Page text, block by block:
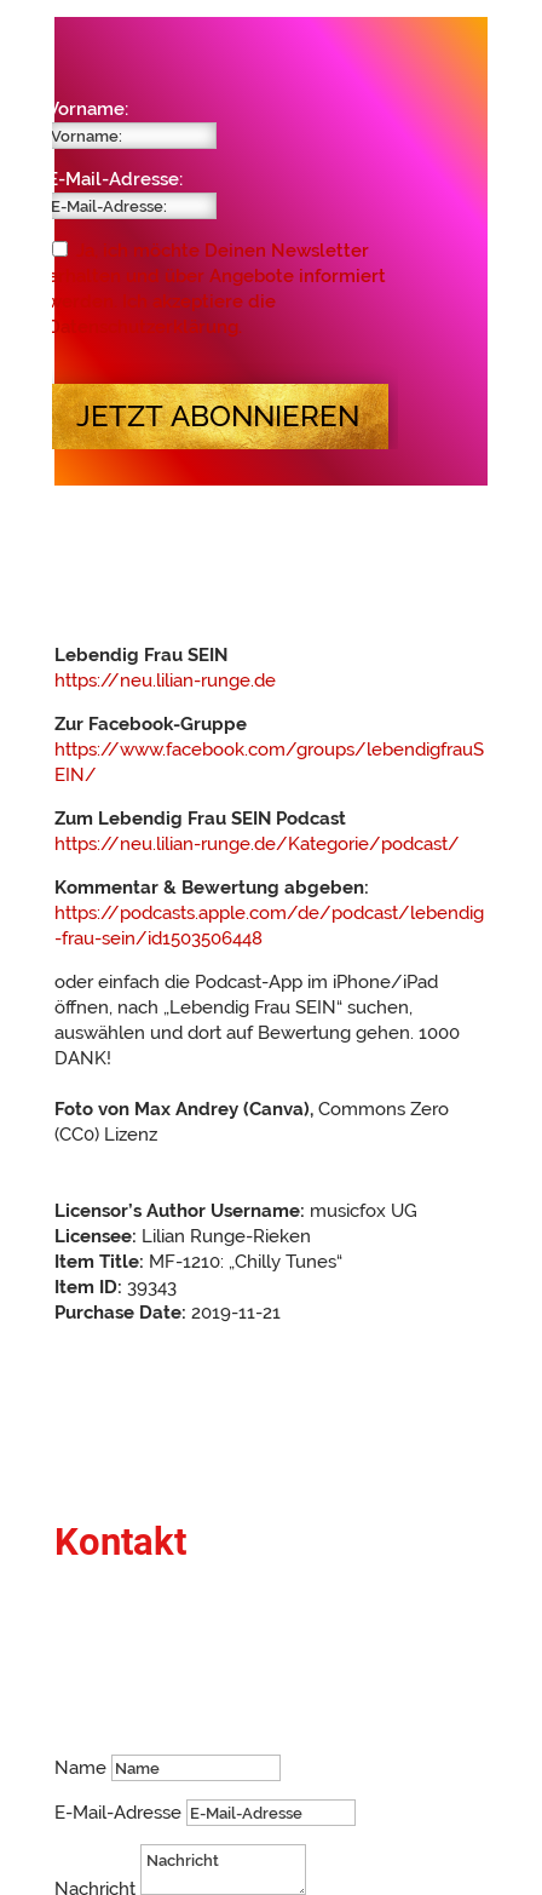
Vorname:
E-Mail-Adresse:
Ja, ich möchte Deinen Newsletter
erhalten und über Angebote informiert
werden. Ich akzeptiere die
Datenschutzerklärung.
JETZT ABONNIEREN
Lebendig Frau SEIN
https://neu.lilian-runge.de
Zur Facebook-Gruppe
https://www.facebook.com/groups/lebendigfrauS
EIN/
Zum Lebendig Frau SEIN Podcast
https://neu.lilian-runge.de/Kategorie/podcast/
Kommentar & Bewertung abgeben:
https://podcasts.apple.com/de/podcast/lebendig
-frau-sein/id1503506448
oder einfach die Podcast-App im iPhone/iPad
öffnen, nach „Lebendig Frau SEIN“ suchen,
auswählen und dort auf Bewertung gehen. 1000
DANK!
Foto von Max Andrey (Canva), Commons Zero
(CC0) Lizenz
Licensor’s Author Username: musicfox UG
Licensee: Lilian Runge-Rieken
Item Title: MF-1210: „Chilly Tunes“
Item ID: 39343
Purchase Date: 2019-11-21
Kontakt
Name
E-Mail-Adresse
Nachricht